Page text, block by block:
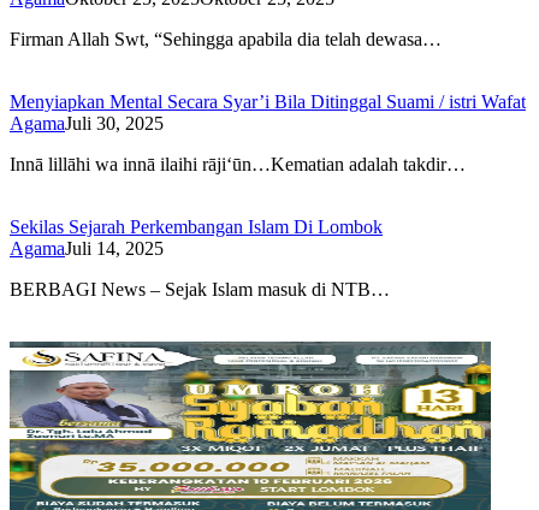
Firman Allah Swt, “Sehingga apabila dia telah dewasa…
Menyiapkan Mental Secara Syar’i Bila Ditinggal Suami / istri Wafat
AgamaJuli 30, 2025
Innā lillāhi wa innā ilaihi rāji‘ūn…Kematian adalah takdir…
Sekilas Sejarah Perkembangan Islam Di Lombok
AgamaJuli 14, 2025
BERBAGI News – Sejak Islam masuk di NTB…